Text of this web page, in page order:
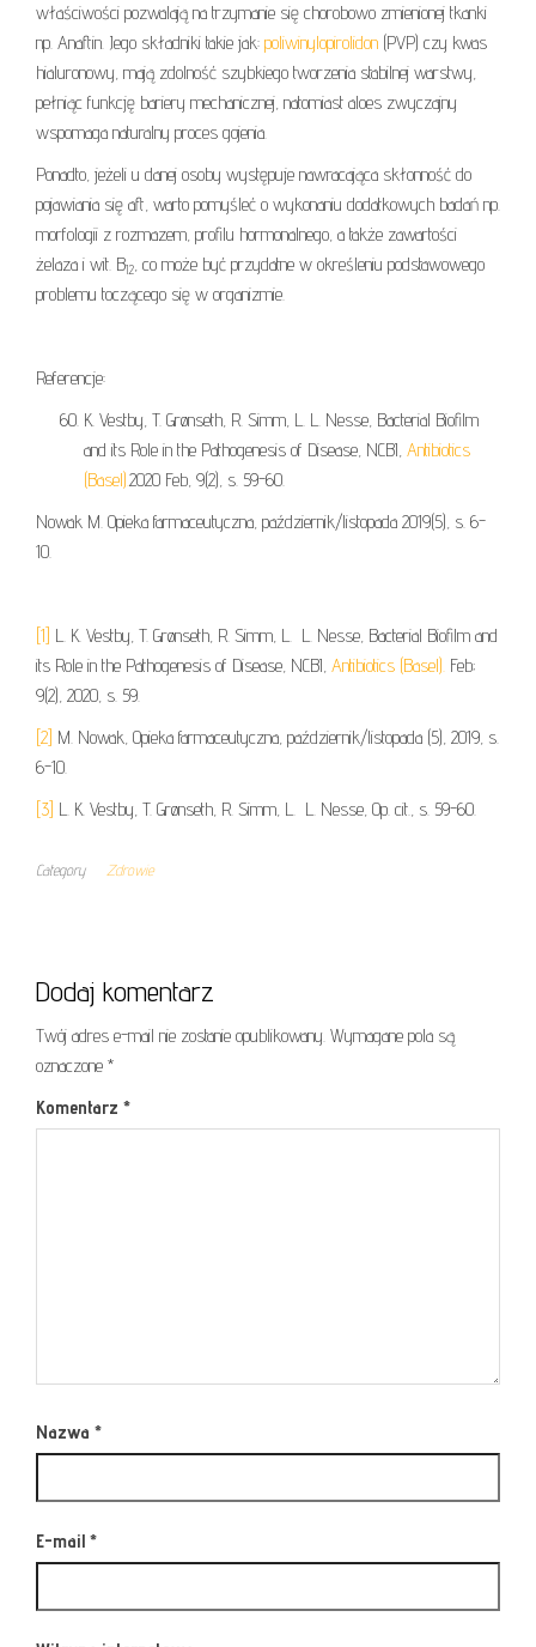
właściwości pozwalają na trzymanie się chorobowo zmienionej tkanki
np. Anaftin. Jego składniki takie jak: poliwinylopirolidon (PVP) czy kwas
hialuronowy, mają zdolność szybkiego tworzenia stabilnej warstwy,
pełniąc funkcję bariery mechanicznej, natomiast aloes zwyczajny
wspomaga naturalny proces gojenia.
Ponadto, jeżeli u danej osoby występuje nawracająca skłonność do
pojawiania się aft, warto pomyśleć o wykonaniu dodatkowych badań np.
morfologii z rozmazem, profilu hormonalnego, a także zawartości
żelaza i wit. B12, co może być przydatne w określeniu podstawowego
problemu toczącego się w organizmie.
Referencje:
K. Vestby, T. Grønseth, R. Simm, L. L. Nesse, Bacterial Biofilm
and its Role in the Pathogenesis of Disease, NCBI, Antibiotics
(Basel).2020 Feb, 9(2), s. 59-60.
Nowak M. Opieka farmaceutyczna, październik/listopada 2019(5), s. 6-
10.
[1] L. K. Vestby, T. Grønseth, R. Simm, L. L. Nesse, Bacterial Biofilm and
its Role in the Pathogenesis of Disease, NCBI, Antibiotics (Basel). Feb;
9(2), 2020, s. 59.
[2] M. Nowak, Opieka farmaceutyczna, październik/listopada (5), 2019, s.
6-10.
[3] L. K. Vestby, T. Grønseth, R. Simm, L. L. Nesse, Op. cit., s. 59-60.
Category Zdrowie
Dodaj komentarz
Twój adres e-mail nie zostanie opublikowany. Wymagane pola są
oznaczone *
Komentarz *
Nazwa *
E-mail *